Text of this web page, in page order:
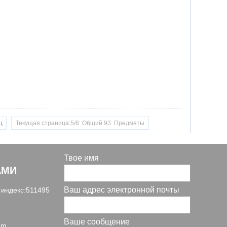
Текущая страница:5/8 Общий 93 Предметы
Твое имя
Ваш адрес электронной почты
Ваше сообщение